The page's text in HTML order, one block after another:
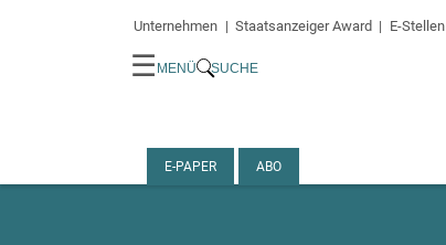
Unternehmen Staatsanzeiger Award E-Stellen
☰ MENÜ SUCHE
E-PAPER ABO